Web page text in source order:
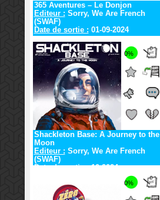
365 Aventures – Le Donjon
Editeur : Sorry, We Are French
(SWAF)
Date de sortie : 01-09-2024
0%
Shackleton Base: A Journey to the
Moon
Editeur : Sorry, We Are French
(SWAF)
Date de sortie :10-2024
0%